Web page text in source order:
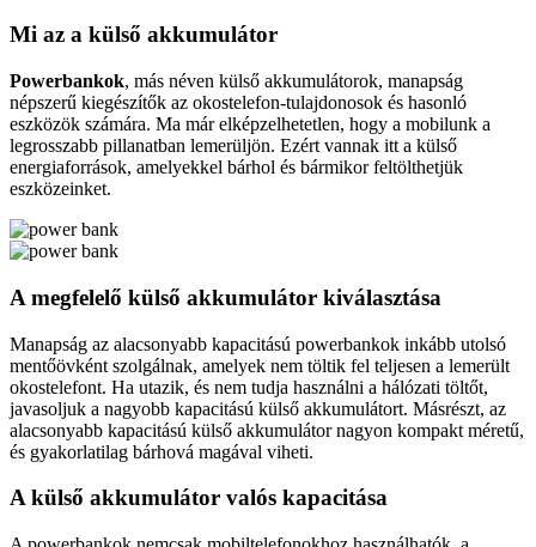
Mi az a külső akkumulátor
Powerbankok, más néven külső akkumulátorok, manapság
népszerű kiegészítők az okostelefon-tulajdonosok és hasonló
eszközök számára. Ma már elképzelhetetlen, hogy a mobilunk a
legrosszabb pillanatban lemerüljön. Ezért vannak itt a külső
energiaforrások, amelyekkel bárhol és bármikor feltölthetjük
eszközeinket.
A megfelelő külső akkumulátor kiválasztása
Manapság az alacsonyabb kapacitású powerbankok inkább utolsó
mentőövként szolgálnak, amelyek nem töltik fel teljesen a lemerült
okostelefont. Ha utazik, és nem tudja használni a hálózati töltőt,
javasoljuk a nagyobb kapacitású külső akkumulátort. Másrészt, az
alacsonyabb kapacitású külső akkumulátor nagyon kompakt méretű,
és gyakorlatilag bárhová magával viheti.
A külső akkumulátor valós kapacitása